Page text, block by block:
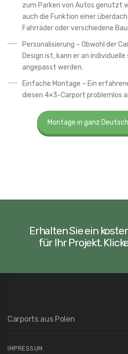
zum Parken von Autos genutzt
auch die Funktion einer
Fahrräder oder verschiedene
Personalisierung – Obwohl der
Design ist, kann er an
angepasst werden.
Einfache Montage – Ein
diesen 4×3-Carport problemlos
Montage in ganz
Erhalten Sie ein
für Ihr Projekt.
Carports aus Polen
IMPRESSUM